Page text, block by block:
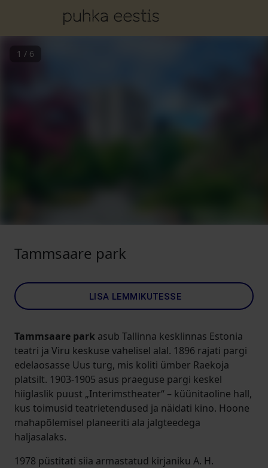
1 / 6
Tammsaare park
LISA LEMMIKUTESSE
Tammsaare park asub Tallinna kesklinnas Estonia
teatri ja Viru keskuse vahelisel alal. 1896 rajati pargi
edelaosasse Uus turg, mis koliti ümber Raekoja
platsilt. 1903-1905 asus praeguse pargi keskel
hiiglaslik puust „Interimstheater“ – küünitaoline hall,
kus toimusid teatrietendused ja näidati kino. Hoone
mahapõlemisel planeeriti ala jalgteedega
haljasalaks.
1978 püstitati siia armastatud kirjaniku A. H.